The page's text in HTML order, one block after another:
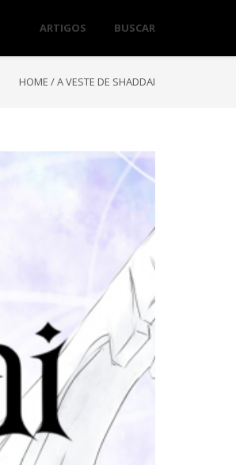
ARTIGOS BUSCAR
HOME /A VESTE DE SHADDAI